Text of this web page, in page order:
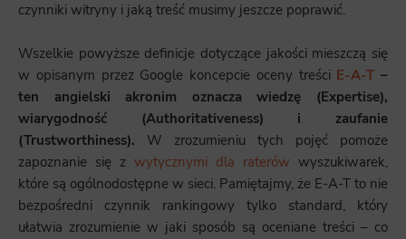
czynniki witryny i jaką treść musimy jeszcze poprawić.
Wszelkie powyższe definicje dotyczące jakości mieszczą się
w opisanym przez Google koncepcie oceny treści E-A-T –
ten angielski akronim oznacza wiedzę (Expertise),
wiarygodność (Authoritativeness) i zaufanie
(Trustworthiness). W zrozumieniu tych pojęć pomoże
zapoznanie się z wytycznymi dla raterów wyszukiwarek,
które są ogólnodostępne w sieci. Pamiętajmy, że E-A-T to nie
bezpośredni czynnik rankingowy tylko standard, który
ułatwia zrozumienie w jaki sposób są oceniane treści – co